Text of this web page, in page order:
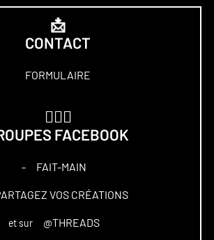
📩
CONTACT
FORMULAIRE
FACEBOOK
– FAIT-MAIN
VOS CRÉATIONS
et sur @THREADS